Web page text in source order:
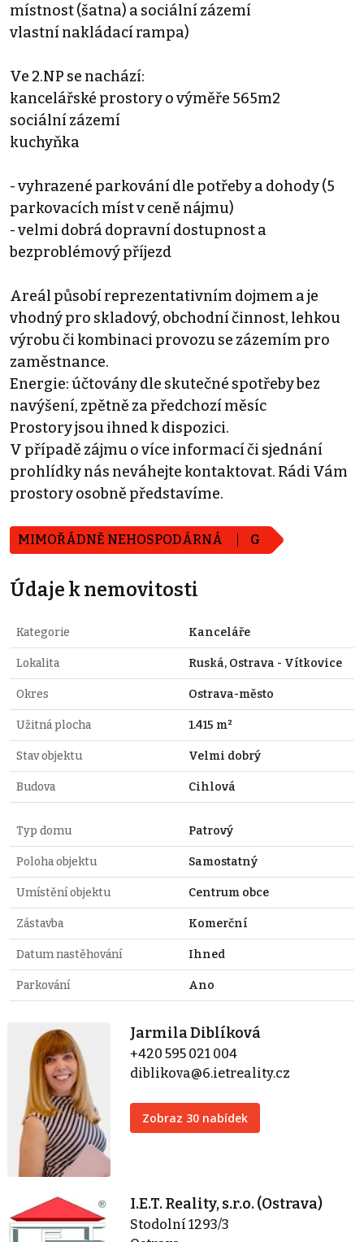
místnost (šatna) a sociální zázemí
vlastní nakládací rampa)
Ve 2.NP se nachází:
kancelářské prostory o výměře 565m2
sociální zázemí
kuchyňka
- vyhrazené parkování dle potřeby a dohody (5
parkovacích míst v ceně nájmu)
- velmi dobrá dopravní dostupnost a
bezproblémový příjezd
Areál působí reprezentativním dojmem a je
vhodný pro skladový, obchodní činnost, lehkou
výrobu či kombinaci provozu se zázemím pro
zaměstnance.
Energie: účtovány dle skutečné spotřeby bez
navýšení, zpětně za předchozí měsíc
Prostory jsou ihned k dispozici.
V případě zájmu o více informací či sjednání
prohlídky nás neváhejte kontaktovat. Rádi Vám
prostory osobně představíme.
MIMOŘÁDNĚ NEHOSPODÁRNÁ G
Údaje k nemovitosti
Kategorie Kanceláře
Lokalita Ruská, Ostrava - Vítkovice
Okres Ostrava-město
Užitná plocha 1.415 m²
Stav objektu Velmi dobrý
Budova Cihlová
Typ domu Patrový
Poloha objektu Samostatný
Umístění objektu Centrum obce
Zástavba Komerční
Datum nastěhování Ihned
Parkování Ano
Jarmila Diblíková
+420 595 021 004
diblikova@6.ietreality.cz
Zobraz 30 nabídek
I.E.T. Reality, s.r.o. (Ostrava)
Stodolní 1293/3